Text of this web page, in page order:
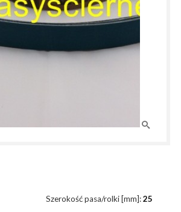
Szerokość pasa/rolki [mm]:25